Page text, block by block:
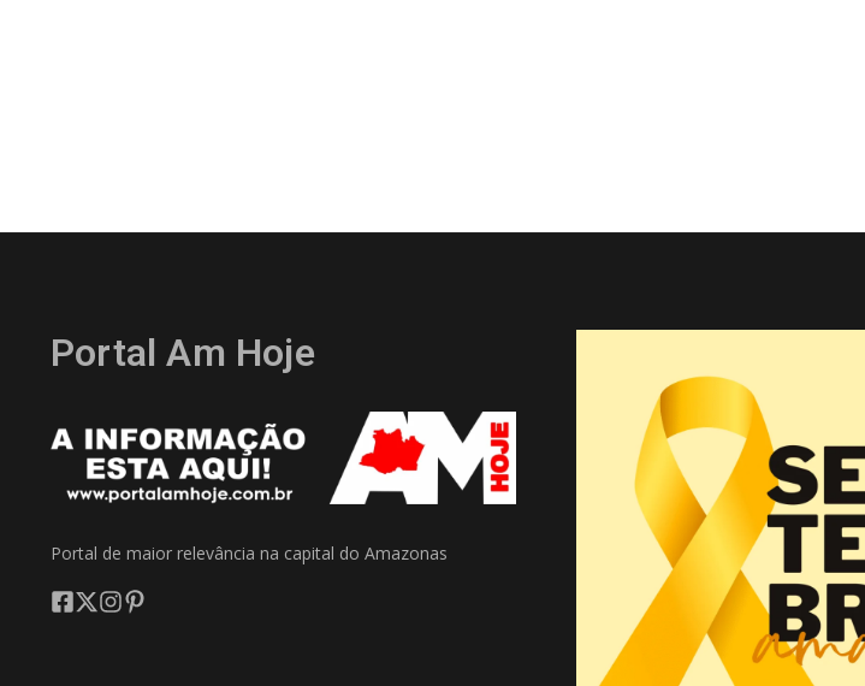
Portal Am Hoje
Portal de maior relevância na capital do Amazonas